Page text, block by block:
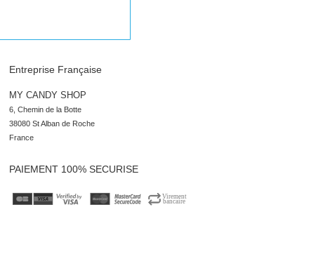
Entreprise Française
MY CANDY SHOP
6, Chemin de la Botte
38080 St Alban de Roche
France
PAIEMENT 100% SECURISE